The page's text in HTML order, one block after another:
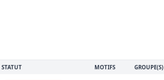
STATUT MOTIFS GROUPE(S)